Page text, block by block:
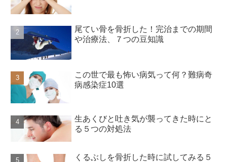
尾てい骨を骨折した！完治までの期間
や治療法、７つの豆知識
この世で最も怖い病気って何？難病奇
病感染症10選
生あくびと吐き気が襲ってきた時にと
る５つの対処法
くるぶしを骨折した時に試してみる５